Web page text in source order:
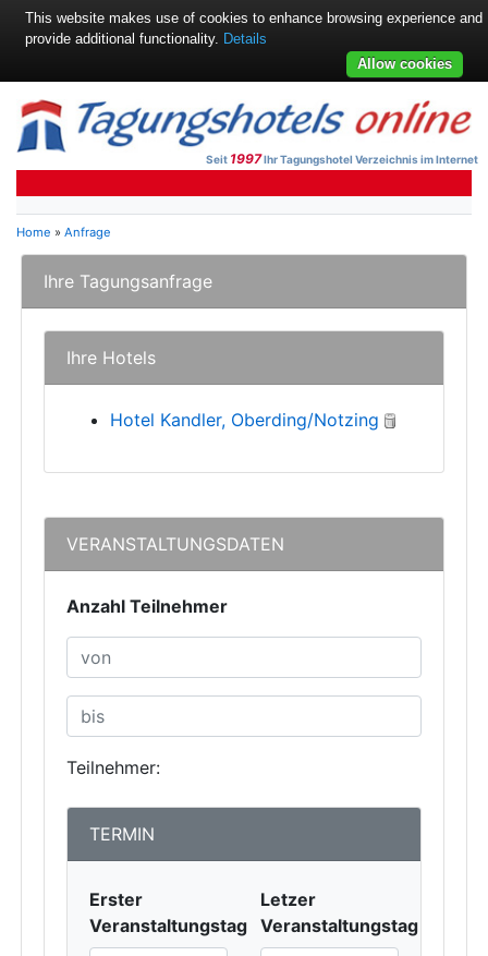
Seit 1997Ihr Tagungshotel Verzeichnis im Internet
Home » Anfrage
Ihre Tagungsanfrage
Ihre Hotels
Hotel Kandler, Oberding/Notzing
VERANSTALTUNGSDATEN
Anzahl Teilnehmer
Teilnehmer:
TERMIN
Erster
Veranstaltungstag
Letzer
Veranstaltungstag
This website makes use of cookies to enhance browsing experience and
provide additional functionality. Details
Allow cookies